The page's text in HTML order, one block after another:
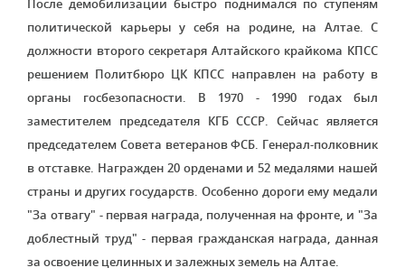
После демобилизации быстро поднимался по ступеням
политической карьеры у себя на родине, на Алтае. С
должности второго секретаря Алтайского крайкома КПСС
решением Политбюро ЦК КПСС направлен на работу в
органы госбезопасности. В 1970 - 1990 годах был
заместителем председателя КГБ СССР. Сейчас является
председателем Совета ветеранов ФСБ. Генерал-полковник
в отставке. Награжден 20 орденами и 52 медалями нашей
страны и других государств. Особенно дороги ему медали
"За отвагу" - первая награда, полученная на фронте, и "За
доблестный труд" - первая гражданская награда, данная
за освоение целинных и залежных земель на Алтае.